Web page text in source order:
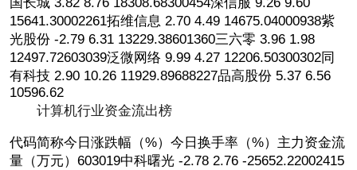
15641.30002261拓维信息 2.70 4.49 14675.04000938紫
光股份 -2.79 6.31 13229.38601360三六零 3.96 1.98
12497.72603039泛微网络 9.99 4.27 12206.50300302同
有科技 2.90 10.26 11929.89688227品高股份 5.37 6.56
10596.62
计算机行业资金流出榜
代码简称今日涨跌幅（%）今日换手率（%）主力资金流
量（万元）603019中科曙光 -2.78 2.76 -25652.22002415